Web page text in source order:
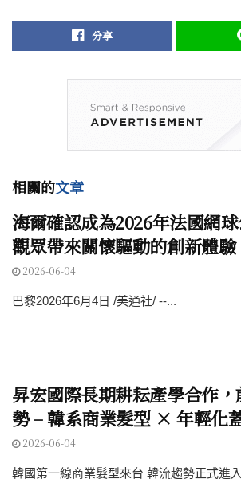
分享
相關的文章
海爾確認成為2026年法國網
觀眾帶來關懷驅動的創新體驗
2026-06-04
巴黎2026年6月4日 /美通社/ --...
昇宏國際長期耕耘產學合作
勢 – 韓系商業髮型 × 年輕化
2026-06-04
韓國第一線商業髮型來台 韓流趨勢正式進